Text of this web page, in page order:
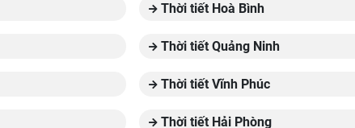
Thời tiết Hoà Bình
Thời tiết Quảng Ninh
Thời tiết Vĩnh Phúc
Thời tiết Hải Phòng